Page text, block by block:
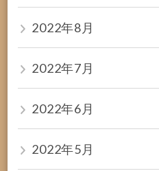
2022年8月
2022年7月
2022年6月
2022年5月